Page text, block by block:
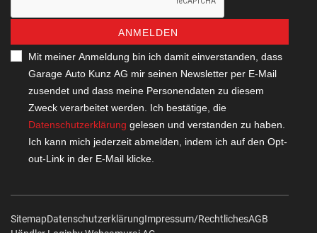
ANMELDEN
Mit meiner Anmeldung bin ich damit einverstanden, dass
Garage Auto Kunz AG mir seinen Newsletter per E-Mail
zusendet und dass meine Personendaten zu diesem
Zweck verarbeitet werden. Ich bestätige, die
Datenschutzerklärung gelesen und verstanden zu haben.
Ich kann mich jederzeit abmelden, indem ich auf den Opt-
out-Link in der E-Mail klicke.
SitemapDatenschutzerklärungImpressum/RechtlichesAGB